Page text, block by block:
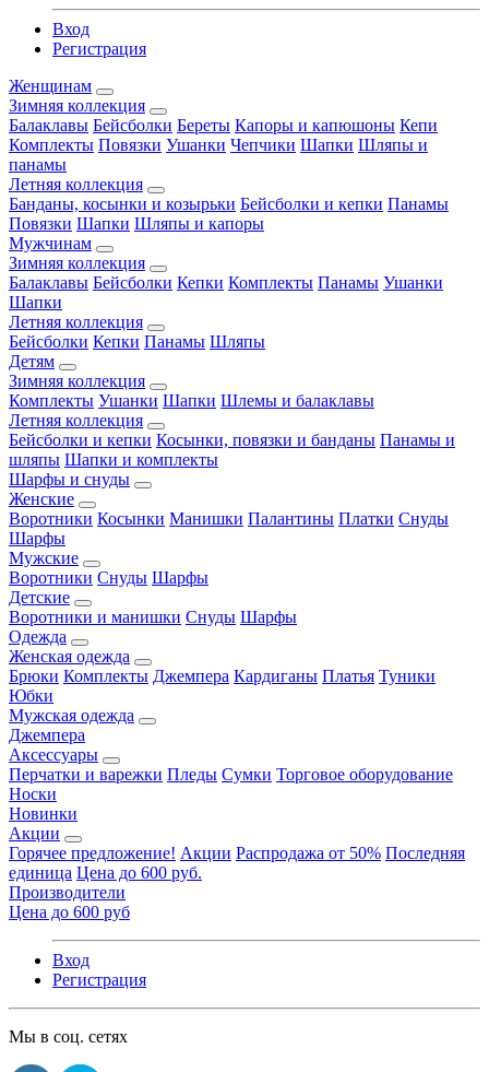
Вход
Регистрация
Женщинам
Зимняя коллекция
Балаклавы Бейсболки Береты Капоры и капюшоны Кепи
Комплекты Повязки Ушанки Чепчики Шапки Шляпы и
панамы
Летняя коллекция
Банданы, косынки и козырьки Бейсболки и кепки Панамы
Повязки Шапки Шляпы и капоры
Мужчинам
Зимняя коллекция
Балаклавы Бейсболки Кепки Комплекты Панамы Ушанки
Шапки
Летняя коллекция
Бейсболки Кепки Панамы Шляпы
Детям
Зимняя коллекция
Комплекты Ушанки Шапки Шлемы и балаклавы
Летняя коллекция
Бейсболки и кепки Косынки, повязки и банданы Панамы и
шляпы Шапки и комплекты
Шарфы и снуды
Женские
Воротники Косынки Манишки Палантины Платки Снуды
Шарфы
Мужские
Воротники Снуды Шарфы
Детские
Воротники и манишки Снуды Шарфы
Одежда
Женская одежда
Брюки Комплекты Джемпера Кардиганы Платья Туники
Юбки
Мужская одежда
Джемпера
Аксессуары
Перчатки и варежки Пледы Сумки Торговое оборудование
Носки
Новинки
Акции
Горячее предложение! Акции Распродажа от 50% Последняя
единица Цена до 600 руб.
Производители
Цена до 600 руб
Вход
Регистрация
Мы в соц. сетях